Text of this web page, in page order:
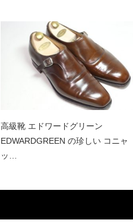
高級靴 エドワードグリーン
EDWARDGREEN の珍しい コニャ
ッ…